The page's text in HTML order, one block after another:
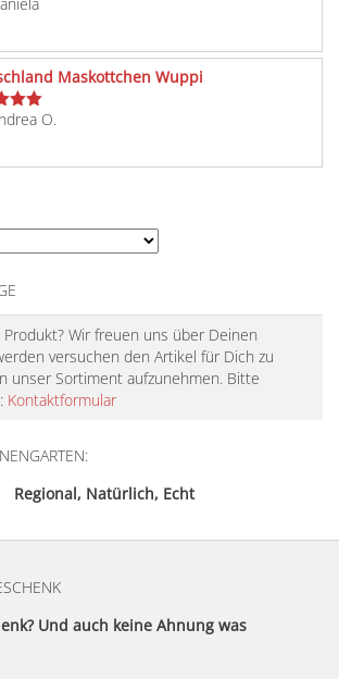
Maskottchen Wuppi
O.
Wir freuen uns über Deinen
versuchen den Artikel für Dich zu
unser Sortiment aufzunehmen. Bitte
Kontaktformular
Regional, Natürlich, Echt
Und auch keine Ahnung was